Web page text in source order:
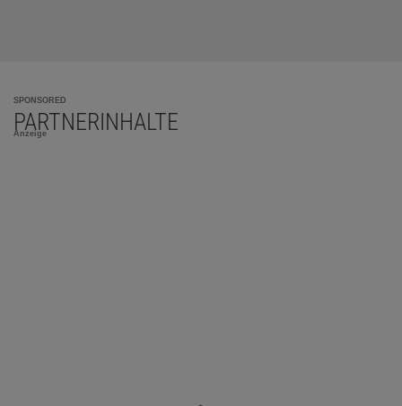
SPONSORED
PARTNERINHALTE
Anzeige